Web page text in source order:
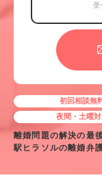
初回相談無
夜間・土曜
離婚問題の解決の最
駅ヒラソルの離婚弁